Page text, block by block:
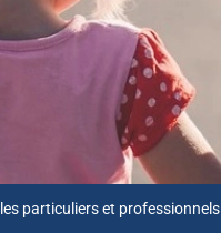
particuliers et professionnels